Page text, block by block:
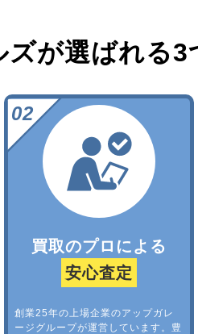
ズが選ばれる3
買取のプロによる
安心査定
創業25年の上場企業のアップガレ
ージグループが運営しています。豊